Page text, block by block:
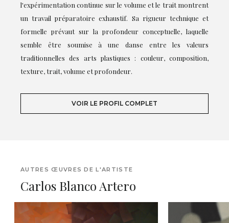
l'expérimentation continue sur le volume et le trait montrent
un travail préparatoire exhaustif. Sa rigueur technique et
formelle prévaut sur la profondeur conceptuelle, laquelle
semble être soumise à une danse entre les valeurs
traditionnelles des arts plastiques : couleur, composition,
texture, trait, volume et profondeur.
VOIR LE PROFIL COMPLET
AUTRES ŒUVRES DE L'ARTISTE
Carlos Blanco Artero